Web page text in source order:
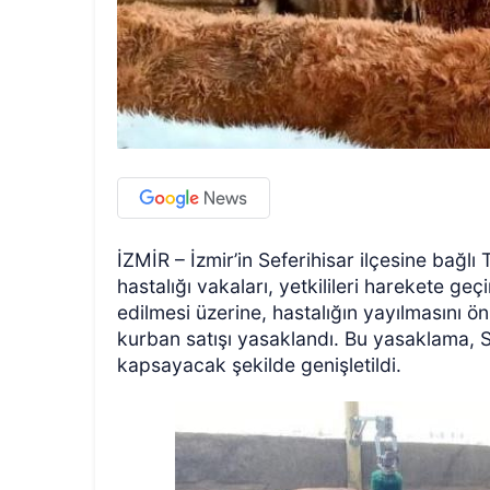
İZMİR – İzmir’in Seferihisar ilçesine
hastalığı vakaları, yetkilileri harekete
edilmesi üzerine, hastalığın yayılmasını
kurban satışı yasaklandı. Bu
kapsayacak şekilde genişletildi.